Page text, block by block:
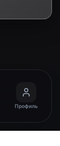
Профиль